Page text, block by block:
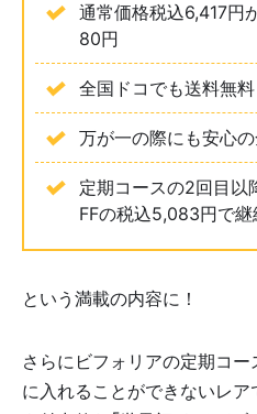
通常価格税込6,417円
80円
全国ドコでも送料無料
万が一の際にも安心
定期コースの2回目以
FFの税込5,083円で継
という満載の内容に！
さらにビフォリアの定期コ
に入れることができないレ